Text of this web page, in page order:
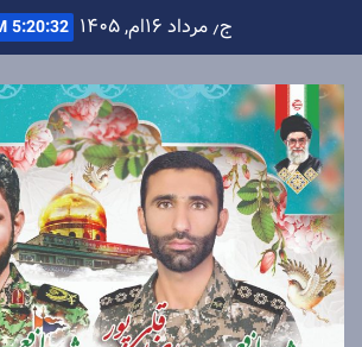
to
content
ج٫ مرداد ۱۶ام, ۱۴۰۵ 5:20:32 PM